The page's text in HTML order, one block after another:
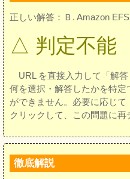
正しい解答：Ｂ. Amazon EFS
△ 判定不能
URL を直接入力して「解答
何を選択・解答したかを特
ができません。必要に応じ
クリックして、この問題に再
徹底解説